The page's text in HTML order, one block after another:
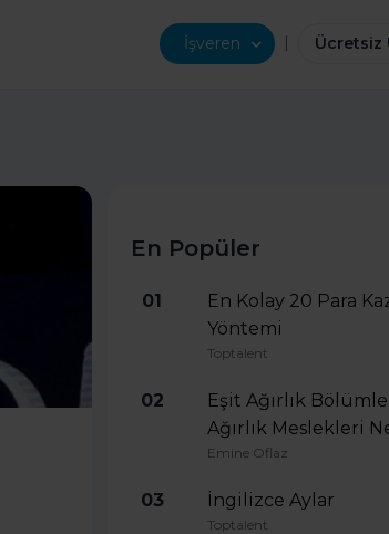
İşveren | Ücretsiz
En Popüler
01
En Kolay 20 Para
Yöntemi
Toptalent
02
Eşit Ağırlık
Ağırlık Meslekleri
Emine Oflaz
03 İngilizce Aylar
Toptalent